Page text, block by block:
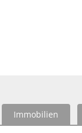
Immobilien